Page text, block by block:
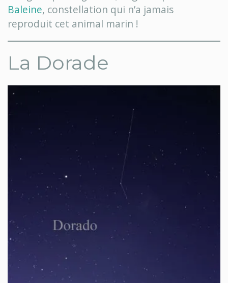
Baleine, constellation qui n’a jamais
reproduit cet animal marin !
La Dorade